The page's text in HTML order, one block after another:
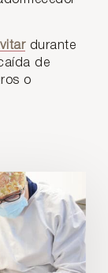
durante
de
o